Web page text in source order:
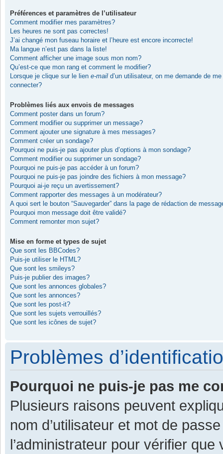
Préférences et paramètres de l’utilisateur
Comment modifier mes paramètres?
Les heures ne sont pas correctes!
J’ai changé mon fuseau horaire et l’heure est encore incorrecte!
Ma langue n’est pas dans la liste!
Comment afficher une image sous mon nom?
Qu’est-ce que mon rang et comment le modifier?
Lorsque je clique sur le lien e-mail d’un utilisateur, on me demande de me
connecter?
Problèmes liés aux envois de messages
Comment poster dans un forum?
Comment modifier ou supprimer un message?
Comment ajouter une signature à mes messages?
Comment créer un sondage?
Pourquoi ne puis-je pas ajouter plus d’options à mon sondage?
Comment modifier ou supprimer un sondage?
Pourquoi ne puis-je pas accéder à un forum?
Pourquoi ne puis-je pas joindre des fichiers à mon message?
Pourquoi ai-je reçu un avertissement?
Comment rapporter des messages à un modérateur?
A quoi sert le bouton “Sauvegarder” dans la page de rédaction de
Pourquoi mon message doit être validé?
Comment remonter mon sujet?
Mise en forme et types de sujet
Que sont les BBCodes?
Puis-je utiliser le HTML?
Que sont les smileys?
Puis-je publier des images?
Que sont les annonces globales?
Que sont les annonces?
Que sont les post-it?
Que sont les sujets verrouillés?
Que sont les icônes de sujet?
Problèmes
Pourquoi ne puis-je pas me
Plusieurs raisons peuvent
nom d’utilisateur et mot de
l’administrateur pour vérifier